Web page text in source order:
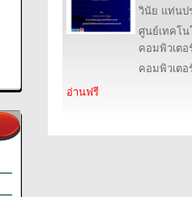
วินัย แท่นป
ศูนย์เทคโน
คอมพิวเตอ
คอมพิวเตอ
อ่านฟรี